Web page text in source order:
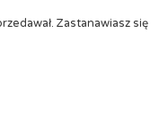
Zastanawiasz się